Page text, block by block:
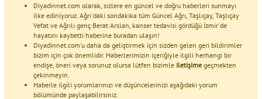
Diyadinnet.com olarak, sizlere en güncel ve doğru haberleri sunmayı
ilke ediniyoruz. Ağrı'daki sondakika tüm Güncel Ağrı, Taşlıçay, Taşlıçay
Vefat ve Ağrılı genç Berat Arslan, kanser tedavisi gördüğü İzmir'de
hayatını kaybetti haberine buradan ulaşın!
Diyadinnet.com'u daha da geliştirmek için sizden gelen geri bildirimler
bizim için çok önemlidir. Haberlerimizin içeriğiyle ilgili herhangi bir
endişe, öneri veya sorunuz olursa lütfen bizimle iletişime geçmekten
çekinmeyin.
Haberle ilgili yorumlarınızı ve düşüncelerinizi aşağıdaki yorum
bölümünde paylaşabilirsiniz.